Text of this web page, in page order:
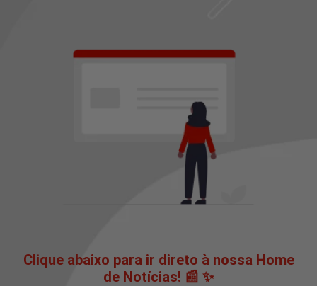
Clique abaixo para ir direto à nossa Home
de Notícias! 📰 ✨